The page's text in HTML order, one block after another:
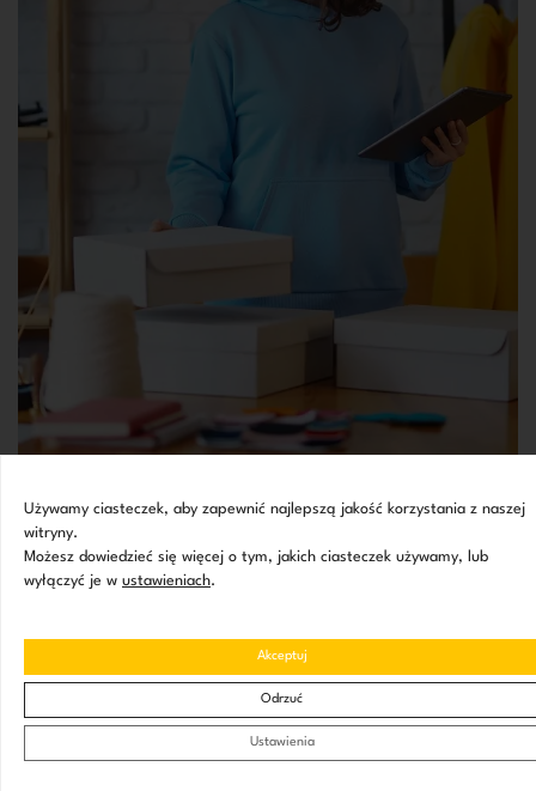
Wypełnij formularz i dowiedz się, jak możemy pomóc w
ZAPYTAJ O PRODUKT
Używamy ciasteczek, aby zapewnić najlepszą jakość korzystania z naszej
witryny.
Możesz dowiedzieć się więcej o tym, jakich ciasteczek używamy, lub
wyłączyć je w ustawieniach.
Akceptuj
Odrzuć
Ustawienia